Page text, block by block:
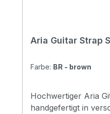
Aria Guitar Strap
Farbe: BR - brown
Hochwertiger Aria
handgefertigt in